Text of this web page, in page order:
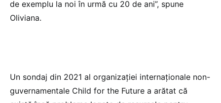
de exemplu la noi în urmă cu 20 de ani”, spune
Oliviana.
Un sondaj din 2021 al organizației internaționale non-
guvernamentale Child for the Future a arătat că